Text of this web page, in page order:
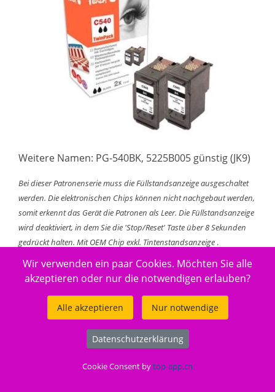
Weitere Namen: PG-540BK, 5225B005 günstig (JK9)
Bei dieser Patronenserie muss die Füllstandsanzeige ausgeschaltet
werden. Die elektronischen Chips können nicht nachgebaut werden,
somit erkennt das Gerät die Patronen als Leer. Die Füllstandsanzeige
wird deaktiviert, in dem Sie die 'Stop/Reset' Taste über 8 Sekunden
gedrückt halten. Mit OEM Chip exkl. Tintenstandsanzeige .
Spitzentechnologie für herrvoragenden Ergebnissen und höchste
Qualität. Farb- und Lichtechtheit entsprechen höchsten
Anforderungen und gewährleisten brillante Druckresultate. Um
die Premium Qualität sicherzustellen, wird die Tinte im eigenen
Entwicklungszentrum in der Schweiz entwickelt und
anschliessend in unseren Fertigungsstandorten in die
Tintenpatronen abgefüllt. Produktion und Fertigung entsprechen
der asiatische Hersteller nicht gleichziehen können und dies zu
Wir verwenden ein paar Cookies. Möchten Sie alle
akzeptieren oder nur die notwendigen erlauben?
Alle akzeptieren Nur notwendige
Datenschutzerklärung
Cookie Consent bytop-app.ch